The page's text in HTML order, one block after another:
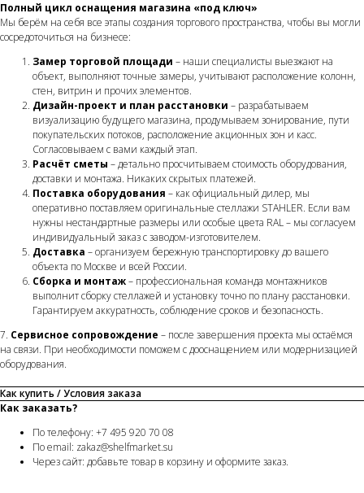
Полный цикл оснащения магазина «под ключ»
Мы берём на себя все этапы создания торгового пространства, чтобы вы могли
сосредоточиться на бизнесе:
Замер торговой площади – наши специалисты выезжают на
объект, выполняют точные замеры, учитывают расположение колонн,
стен, витрин и прочих элементов.
Дизайн-проект и план расстановки – разрабатываем
визуализацию будущего магазина, продумываем зонирование, пути
покупательских потоков, расположение акционных зон и касс.
Согласовываем с вами каждый этап.
Расчёт сметы – детально просчитываем стоимость оборудования,
доставки и монтажа. Никаких скрытых платежей.
Поставка оборудования – как официальный дилер, мы
оперативно поставляем оригинальные стеллажи STAHLER. Если вам
нужны нестандартные размеры или особые цвета RAL – мы согласуем
индивидуальный заказ с заводом-изготовителем.
Доставка – организуем бережную транспортировку до вашего
объекта по Москве и всей России.
Сборка и монтаж– профессиональная команда монтажников
выполнит сборку стеллажей и установку точно по плану расстановки.
Гарантируем аккуратность, соблюдение сроков и безопасность.
7. Сервисное сопровождение – после завершения проекта мы остаёмся
на связи. При необходимости поможем с дооснащением или модернизацией
оборудования.
Как купить / Условия заказа
Как заказать?
По телефону: +7 495 920 70 08
По email: zakaz@shelfmarket.su
Через сайт: добавьте товар в корзину и оформите заказ.